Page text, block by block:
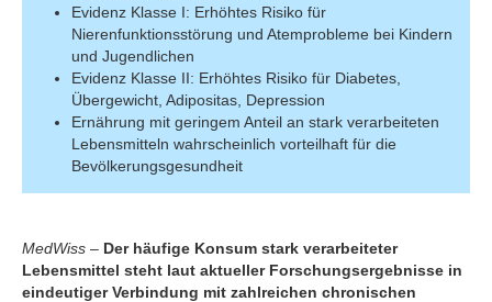
Evidenz Klasse I: Erhöhtes Risiko für
Nierenfunktionsstörung und Atemprobleme bei Kindern
und Jugendlichen
Evidenz Klasse II: Erhöhtes Risiko für Diabetes,
Übergewicht, Adipositas, Depression
Ernährung mit geringem Anteil an stark verarbeiteten
Lebensmitteln wahrscheinlich vorteilhaft für die
Bevölkerungsgesundheit
MedWiss – Der häufige Konsum stark verarbeiteter
Lebensmittel steht laut aktueller Forschungsergebnisse in
eindeutiger Verbindung mit zahlreichen chronischen